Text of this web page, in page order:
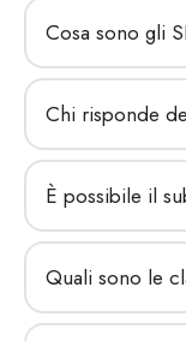
Cosa sono gli
Chi risponde
È possibile il
Quali sono le